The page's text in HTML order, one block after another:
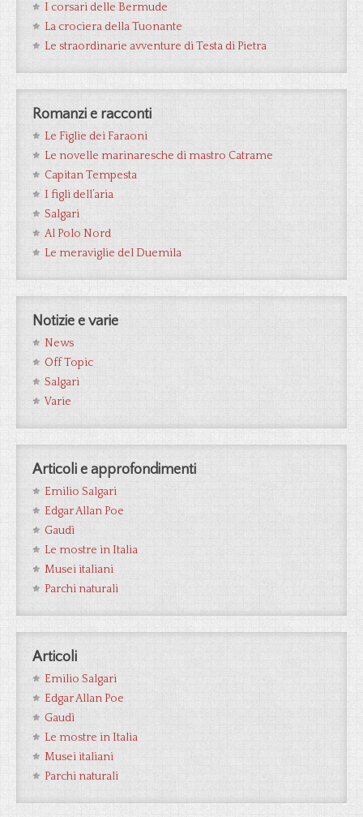
I corsari delle Bermude
La crociera della Tuonante
Le straordinarie avventure di Testa di Pietra
Romanzi e racconti
Le Figlie dei Faraoni
Le novelle marinaresche di mastro Catrame
Capitan Tempesta
I figli dell’aria
Salgari
Al Polo Nord
Le meraviglie del Duemila
Notizie e varie
News
Off Topic
Salgari
Varie
Articoli e approfondimenti
Emilio Salgari
Edgar Allan Poe
Gaudì
Le mostre in Italia
Musei italiani
Parchi naturali
Articoli
Emilio Salgari
Edgar Allan Poe
Gaudì
Le mostre in Italia
Musei italiani
Parchi naturali